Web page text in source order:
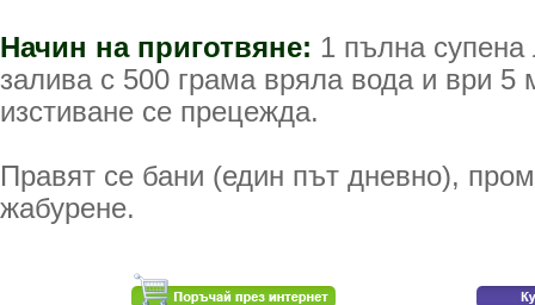
Начин на приготвяне: 1 пълна
залива с 500 грама вряла вода и ври 5
изстиване се прецежда.
Правят се бани (един път дневно),
жабурене.